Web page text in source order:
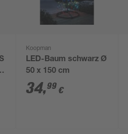
Koopman
LED-Baum schwarz Ø
50 x 150 cm
34,99 €